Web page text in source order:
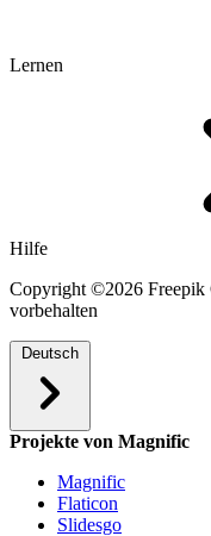
Lernen
Hilfe
Copyright ©2026 Freepik
vorbehalten
Deutsch
Projekte von Magnific
Magnific
Flaticon
Slidesgo